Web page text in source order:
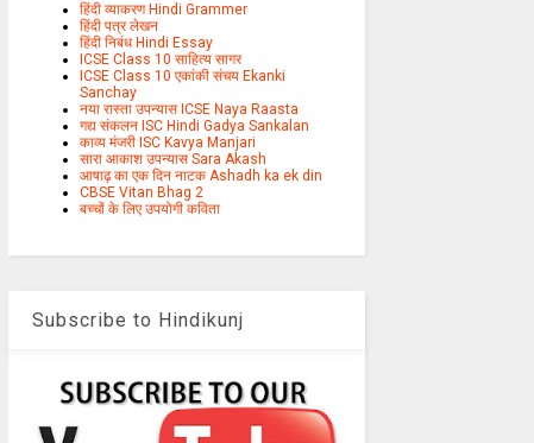
हिंदी व्याकरण Hindi Grammer
हिंदी पत्र लेखन
हिंदी निबंध Hindi Essay
ICSE Class 10 साहित्य सागर
ICSE Class 10 एकांकी संचय Ekanki
Sanchay
नया रास्ता उपन्यास ICSE Naya Raasta
गद्य संकलन ISC Hindi Gadya Sankalan
काव्य मंजरी ISC Kavya Manjari
सारा आकाश उपन्यास Sara Akash
आषाढ़ का एक दिन नाटक Ashadh ka ek din
CBSE Vitan Bhag 2
बच्चों के लिए उपयोगी कविता
Subscribe to Hindikunj